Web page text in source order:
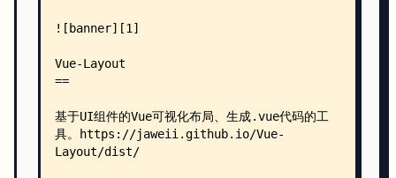
    │   │           ├── arta.css
    │   │           ├── atelier-cave-dark.css
    │   │           ├── atelier-cave-light.css
    │   │           ├── atelier-dune-light.css
    │   │           ├── atelier-estuary-dark.css
│   │           ├── atelier-estuary-